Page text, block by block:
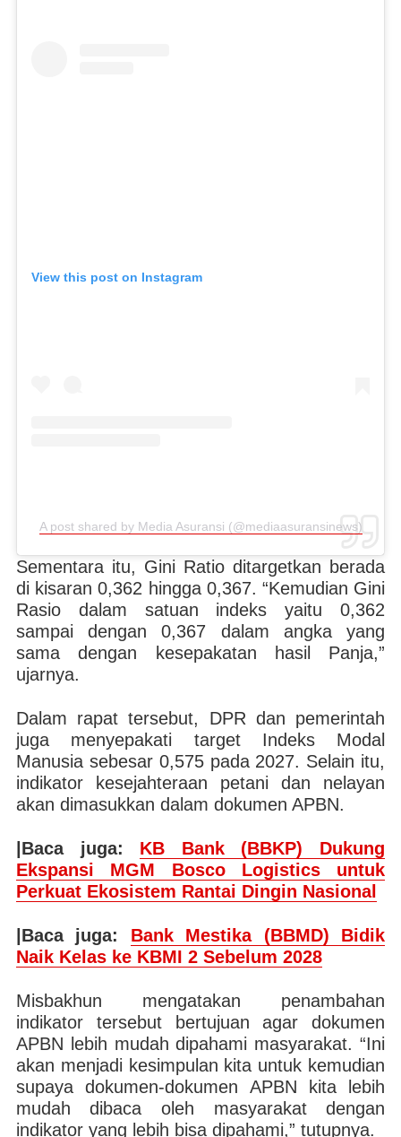
View this post on Instagram
A post shared by Media Asuransi (@mediaasuransinews)
Sementara itu, Gini Ratio ditargetkan berada
di kisaran 0,362 hingga 0,367. “Kemudian Gini
Rasio dalam satuan indeks yaitu 0,362
sampai dengan 0,367 dalam angka yang
sama dengan kesepakatan hasil Panja,”
ujarnya.
Dalam rapat tersebut, DPR dan pemerintah
juga menyepakati target Indeks Modal
Manusia sebesar 0,575 pada 2027. Selain itu,
indikator kesejahteraan petani dan nelayan
akan dimasukkan dalam dokumen APBN.
|Baca juga: KB Bank (BBKP) Dukung
Ekspansi MGM Bosco Logistics untuk
Perkuat Ekosistem Rantai Dingin Nasional
|Baca juga: Bank Mestika (BBMD) Bidik
Naik Kelas ke KBMI 2 Sebelum 2028
Misbakhun mengatakan penambahan
indikator tersebut bertujuan agar dokumen
APBN lebih mudah dipahami masyarakat. “Ini
akan menjadi kesimpulan kita untuk kemudian
supaya dokumen-dokumen APBN kita lebih
mudah dibaca oleh masyarakat dengan
indikator yang lebih bisa dipahami,” tutupnya.